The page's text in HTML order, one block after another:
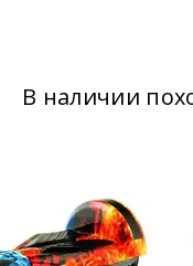
В наличии